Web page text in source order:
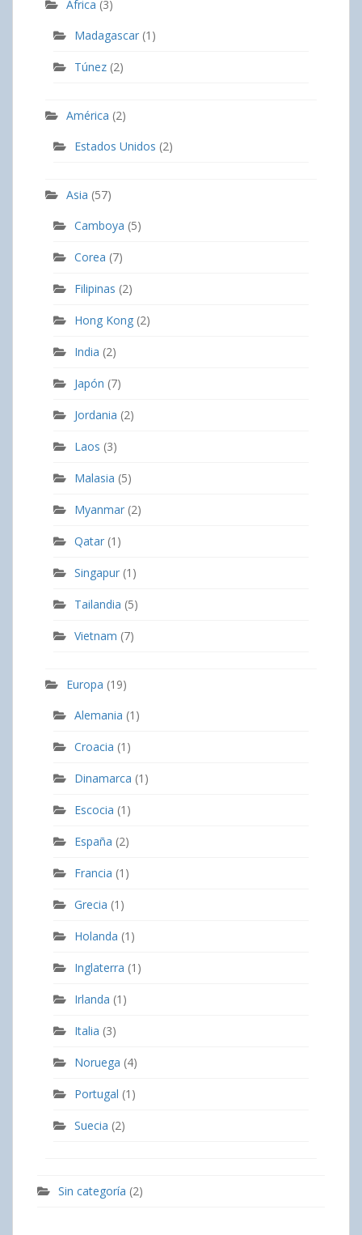
Africa (3)
Madagascar (1)
Túnez (2)
América (2)
Estados Unidos (2)
Asia (57)
Camboya (5)
Corea (7)
Filipinas (2)
Hong Kong (2)
India (2)
Japón (7)
Jordania (2)
Laos (3)
Malasia (5)
Myanmar (2)
Qatar (1)
Singapur (1)
Tailandia (5)
Vietnam (7)
Europa (19)
Alemania (1)
Croacia (1)
Dinamarca (1)
Escocia (1)
España (2)
Francia (1)
Grecia (1)
Holanda (1)
Inglaterra (1)
Irlanda (1)
Italia (3)
Noruega (4)
Portugal (1)
Suecia (2)
Sin categoría (2)